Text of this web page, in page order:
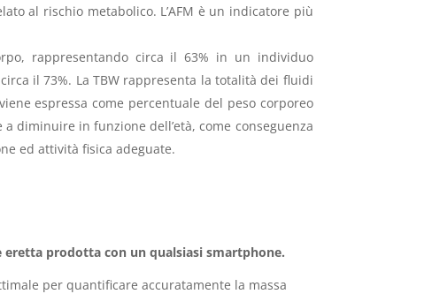
al rischio metabolico. L’AFM è un indicatore più
rappresentando circa il 63% in un individuo
il 73%. La TBW rappresenta la totalità dei fluidi
espressa come percentuale del peso corporeo
diminuire in funzione dell’età, come conseguenza
ed attività fisica adeguate.
eretta prodotta con un qualsiasi smartphone.
per quantificare accuratamente la massa